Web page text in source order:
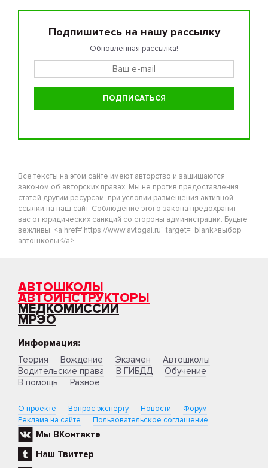
Подпишитесь на нашу рассылку
Обновленная рассылка!
Все тексты на этом сайте имеют авторство и защищаются
законом об авторских правах. Мы не против предоставления
статей другим ресурсам, при условии размещения активной
ссылки на наш сайт. Соблюдение этого закона предохранит
вас от юридических санкций со стороны администрации. Будьте
вежливы. <a href="https://www.avtogai.ru" target=_blank>выбор
автошколы</a>
АВТОШКОЛЫ
АВТОИНСТРУКТОРЫ
МЕДКОМИССИИ
МРЭО
Информация:
Теория
Вождение Экзамен
Автошколы
Водительские права
В ГИБДД
Обучение
В помощь
Разное
О проекте Вопрос эксперту Новости
Форум
Реклама на сайте
Пользовательское соглашение
Мы ВКонтакте
Наш Твиттер